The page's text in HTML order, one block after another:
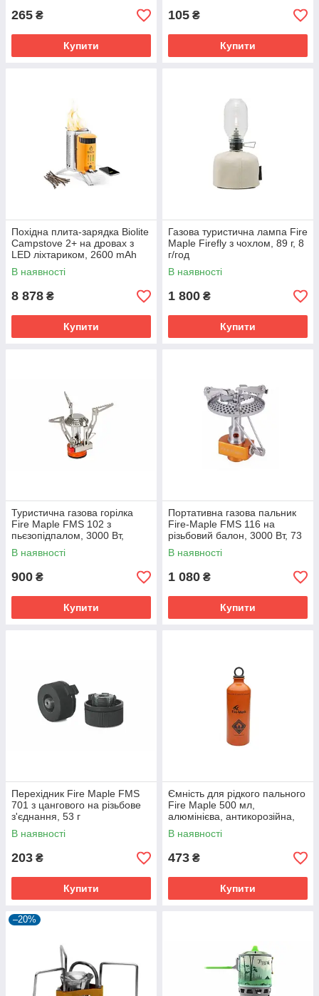
265 ₴
Купити
105 ₴
Купити
Похідна плита-зарядка Biolite
Campstove 2+ на дровах з
LED ліхтариком, 2600 mAh
В наявності
8 878 ₴
Купити
Газова туристична лампа Fire
Maple Firefly з чохлом, 89 г, 8
г/год
В наявності
1 800 ₴
Купити
Туристична газова горілка
Fire Maple FMS 102 з
пьєзопідпалом, 3000 Вт,
різьбовий балон
В наявності
900 ₴
Купити
Портативна газова пальник
Fire-Maple FMS 116 на
різьбовий балон, 3000 Вт, 73
гВ наявності
1 080 ₴
Купити
Перехідник Fire Maple FMS
701 з цангового на різьбове
з'єднання, 53 г
В наявності
203 ₴
Купити
Ємність для рідкого пального
Fire Maple 500 мл,
алюмінієва, антикорозійна,
для пальників
В наявності
473 ₴
Купити
–20%